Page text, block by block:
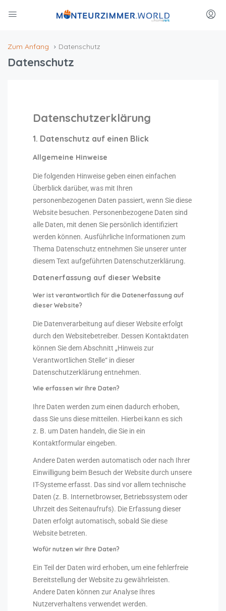
Zum Anfang Datenschutz
Datenschutz
Datenschutz­erklärung
1. Datenschutz auf einen Blick
Allgemeine Hinweise
Die folgenden Hinweise geben einen einfachen
Überblick darüber, was mit Ihren
personenbezogenen Daten passiert, wenn Sie diese
Website besuchen. Personenbezogene Daten sind
alle Daten, mit denen Sie persönlich identifiziert
werden können. Ausführliche Informationen zum
Thema Datenschutz entnehmen Sie unserer unter
diesem Text aufgeführten Datenschutzerklärung.
Datenerfassung auf dieser Website
Wer ist verantwortlich für die Datenerfassung auf
dieser Website?
Die Datenverarbeitung auf dieser Website erfolgt
durch den Websitebetreiber. Dessen Kontaktdaten
können Sie dem Abschnitt „Hinweis zur
Verantwortlichen Stelle“ in dieser
Datenschutzerklärung entnehmen.
Wie erfassen wir Ihre Daten?
Ihre Daten werden zum einen dadurch erhoben,
dass Sie uns diese mitteilen. Hierbei kann es sich
z. B. um Daten handeln, die Sie in ein
Kontaktformular eingeben.
Andere Daten werden automatisch oder nach Ihrer
Einwilligung beim Besuch der Website durch unsere
IT-Systeme erfasst. Das sind vor allem technische
Daten (z. B. Internetbrowser, Betriebssystem oder
Uhrzeit des Seitenaufrufs). Die Erfassung dieser
Daten erfolgt automatisch, sobald Sie diese
Website betreten.
Wofür nutzen wir Ihre Daten?
Ein Teil der Daten wird erhoben, um eine fehlerfreie
Bereitstellung der Website zu gewährleisten.
Andere Daten können zur Analyse Ihres
Nutzerverhaltens verwendet werden.